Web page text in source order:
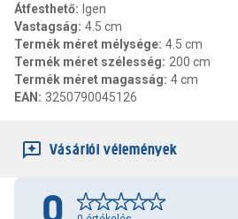
Átfesthető: Igen
Vastagság: 4.5 cm
Termék méret mélysége: 4.5 cm
Termék méret szélesség: 200 cm
Termék méret magasság: 4 cm
EAN : 3250790045126
Vásárlói vélemények